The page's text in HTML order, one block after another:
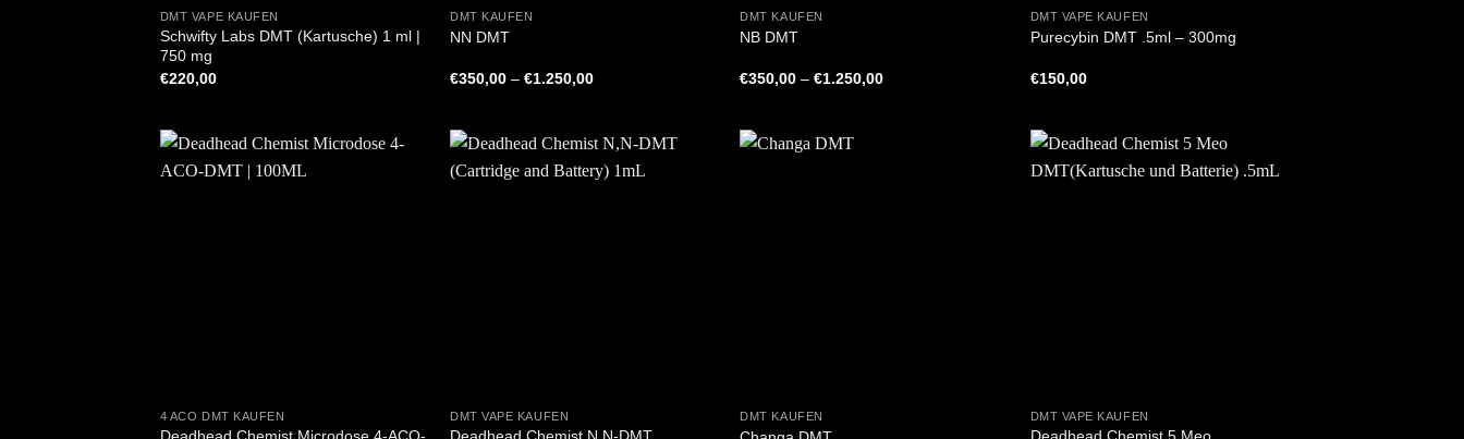
DMT VAPE KAUFEN
Schwifty Labs DMT (Kartusche) 1 ml |
750 mg
€220,00
DMT KAUFEN
NN DMT
€350,00 –€1.250,00Preisspanne:
DMT KAUFEN
NB DMT
€350,00 –€1.250,00Preisspanne:
DMT VAPE KAUFEN
Purecybin DMT .5ml – 300mg
€150,00
4 ACO DMT KAUFEN DMT VAPE KAUFEN DMT KAUFEN DMT VAPE KAUFEN